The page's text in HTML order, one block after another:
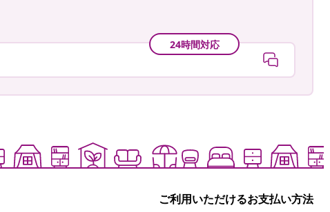
24時間対応
ご利用いただけるお支払い方法